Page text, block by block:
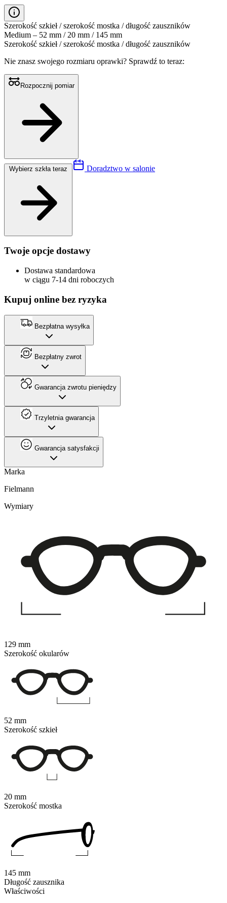
Szerokość szkieł / szerokość mostka / długość zauszników
Medium – 52 mm / 20 mm / 145 mm
Szerokość szkieł / szerokość mostka / długość zauszników
Nie znasz swojego rozmiaru oprawki? Sprawdź to teraz:
Rozpocznij pomiar
Doradztwo w salonie
Twoje opcje dostawy
Dostawa standardowa
w ciągu 7-14 dni roboczych
Kupuj online bez ryzyka
Bezpłatna wysyłka
Bezpłatny zwrot
Gwarancja zwrotu pieniędzy
Trzyletnia gwarancja
Gwarancja satysfakcji
Marka
Fielmann
Właściwości
Wymiary
129 mm
Szerokość okularów
52 mm
Szerokość szkieł
20 mm
Szerokość mostka
145 mm
Długość zausznika